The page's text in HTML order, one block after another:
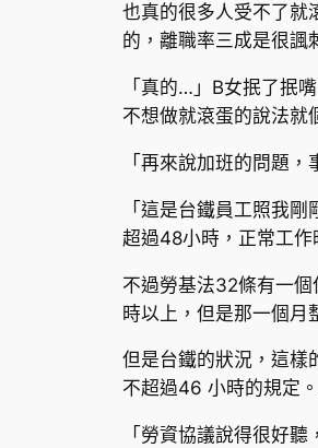
也真的很多人受不了就
的，離職率三成是很諷
「真的…」B女抿了抿
不想做就滾蛋的說法就
「再來說加班的問題
「這是台鐵員工照我
超過48小時，正常工
不過勞基法32條有一
時以上，但是那一個月
但是台鐵的狀況，這樣
不超過46 小時的規定。
「勞資協議說得很好